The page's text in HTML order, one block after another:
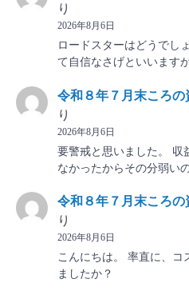
り
2026年8月6日
ロードスターはどうでし
て自信なさげといいます
令和８年７月末ころの
り
2026年8月6日
要警戒と思いました。 収
なかったからその分弱い
令和８年７月末ころの
り
2026年8月6日
こんにちは。 率直に、コ
ましたか？